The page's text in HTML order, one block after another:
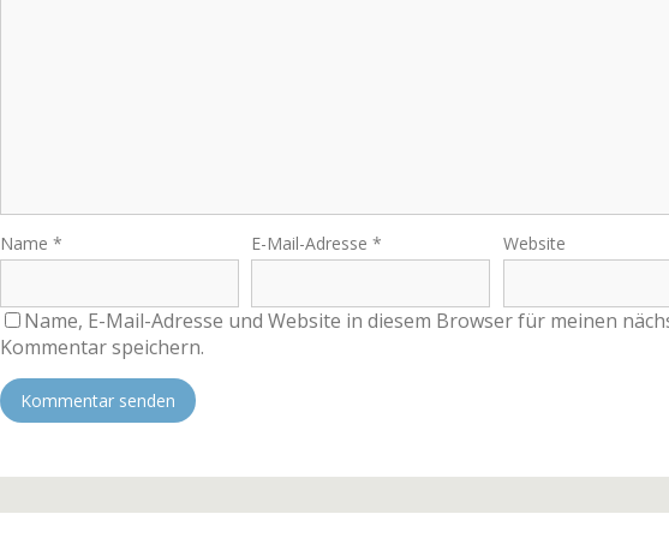
Name * E-Mail-Adresse* Website
Name, E-Mail-Adresse und Website in diesem Browser für meinen
Kommentar speichern.